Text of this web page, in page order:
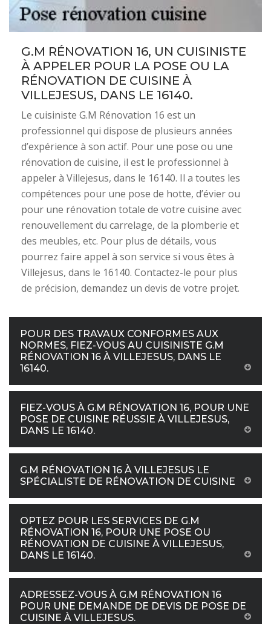
G.M RÉNOVATION 16, UN CUISINISTE
À APPELER POUR LA POSE OU LA
RÉNOVATION DE CUISINE À
VILLEJESUS, DANS LE 16140.
Le cuisiniste G.M Rénovation 16 est un
professionnel qui dispose de plusieurs années
d’expérience à son actif. Pour une pose ou une
rénovation de cuisine, il est le professionnel à
appeler à Villejesus, dans le 16140. Il a toutes les
compétences pour une pose de hotte, d’évier ou
pour une rénovation totale de votre cuisine avec
renouvellement du carrelage, de la plomberie et
des meubles, etc. Pour plus de détails, vous
pourrez faire appel à son service si vous êtes à
Villejesus, dans le 16140. Contactez-le pour plus
de précision, demandez un devis de votre projet.
POUR DES TRAVAUX CONFORMES AUX
NORMES, FIEZ-VOUS AU CUISINISTE G.M
RÉNOVATION 16 À VILLEJESUS, DANS LE
16140.
FIEZ-VOUS À G.M RÉNOVATION 16, POUR UNE
POSE DE CUISINE RÉUSSIE À VILLEJESUS,
DANS LE 16140.
G.M RÉNOVATION 16 À VILLEJESUS LE
SPÉCIALISTE DE RÉNOVATION DE CUISINE
OPTEZ POUR LES SERVICES DE G.M
RÉNOVATION 16, POUR UNE POSE OU
RÉNOVATION DE CUISINE À VILLEJESUS,
DANS LE 16140.
ADRESSEZ-VOUS À G.M RÉNOVATION 16
POUR UNE DEMANDE DE DEVIS DE POSE DE
CUISINE À VILLEJESUS.